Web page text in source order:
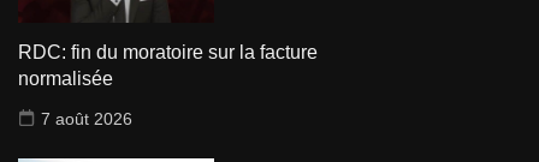
RDC: fin du moratoire sur la facture
normalisée
7 août 2026